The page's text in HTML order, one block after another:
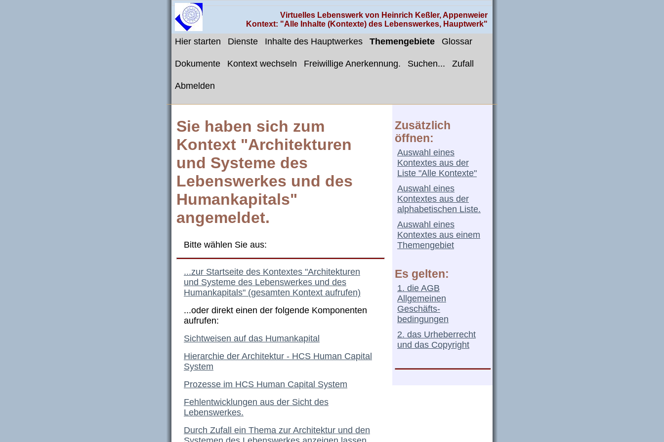
Virtuelles Lebenswerk von Heinrich Keßler, Appenweier
Kontext: "Alle Inhalte (Kontexte) des Lebenswerkes, Hauptwerk"
Hier starten Dienste Inhalte des Hauptwerkes Themengebiete Glossar
Dokumente Kontext wechseln Freiwillige Anerkennung. Suchen... Zufall
Abmelden
Sie haben sich zum
Kontext "Architekturen
und Systeme des
Lebenswerkes und des
Humankapitals"
angemeldet.
Bitte wählen Sie aus:
...zur Startseite des Kontextes "Architekturen
und Systeme des Lebenswerkes und des
Humankapitals" (gesamten Kontext aufrufen)
...oder direkt einen der folgende Komponenten
aufrufen:
Sichtweisen auf das Humankapital
Hierarchie der Architektur - HCS Human Capital
System
Prozesse im HCS Human Capital System
Fehlentwicklungen aus der Sicht des
Lebenswerkes.
Durch Zufall ein Thema zur Architektur und den
Zusätzlich
öffnen:
Auswahl eines
Kontextes aus der
Liste "Alle Kontexte"
Auswahl eines
Kontextes aus der
alphabetischen Liste.
Auswahl eines
Kontextes aus einem
Themengebiet
Es gelten:
1. die AGB
Allgemeinen
Geschäfts-
bedingungen
2. das Urheberrecht
und das Copyright